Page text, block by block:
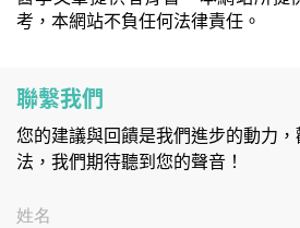
考，本網站不負任何法律責任。
聯繫我們
您的建議與回饋是我們進步的動力
法，我們期待聽到您的聲音！
姓名